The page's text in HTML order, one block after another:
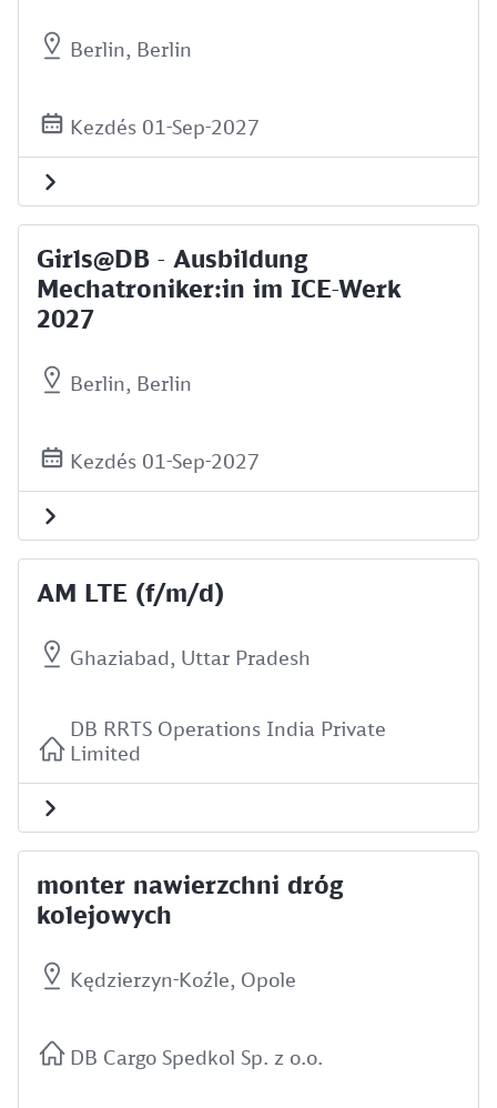
Berlin, Berlin
Kezdés 01-Sep-2027
Girls@DB - Ausbildung
Mechatroniker:in im ICE-Werk
2027
Berlin, Berlin
Kezdés 01-Sep-2027
AM LTE (f/m/d)
Ghaziabad, Uttar Pradesh
DB RRTS Operations India Private
Limited
monter nawierzchni dróg
kolejowych
Kędzierzyn-Koźle, Opole
DB Cargo Spedkol Sp. z o.o.